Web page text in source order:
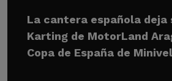
La cantera española deja
Karting de MotorLand
Copa de España de